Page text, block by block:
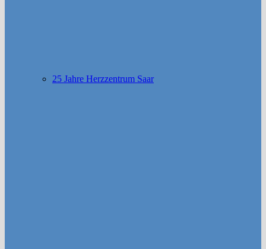
25 Jahre Herzzentrum Saar